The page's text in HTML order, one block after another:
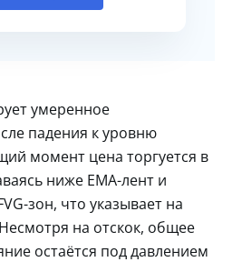
умеренное
падения к уровню
момент цена торгуется в
ниже EMA-лент и
зон, что указывает на
на отскок, общее
остаётся под давлением